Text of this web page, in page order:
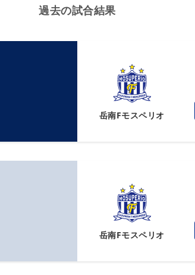
過去の試合結果
岳南Fモスペリオ
岳南Fモスペリオ